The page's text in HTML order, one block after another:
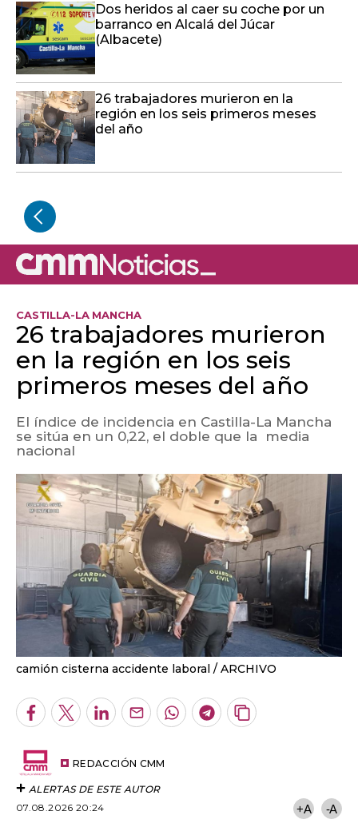
Dos heridos al caer su coche por un
barranco en Alcalá del Júcar
(Albacete)
26 trabajadores murieron en la
región en los seis primeros meses
del año
CASTILLA-LA MANCHA
26 trabajadores murieron
en la región en los seis
primeros meses del año
El índice de incidencia en Castilla-La Mancha
se sitúa en un 0,22, el doble que la media
nacional
camión cisterna accidente laboral ARCHIVO
Facebook
TwitterLinkedInEnviarWhatsapp
Telegram
Copiar
REDACCIÓN CMM
ALERTAS DE ESTE AUTOR
07.08.2026 20:24
+A -A